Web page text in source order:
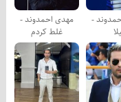
-
مهدی احمدوند -
غلط کردم